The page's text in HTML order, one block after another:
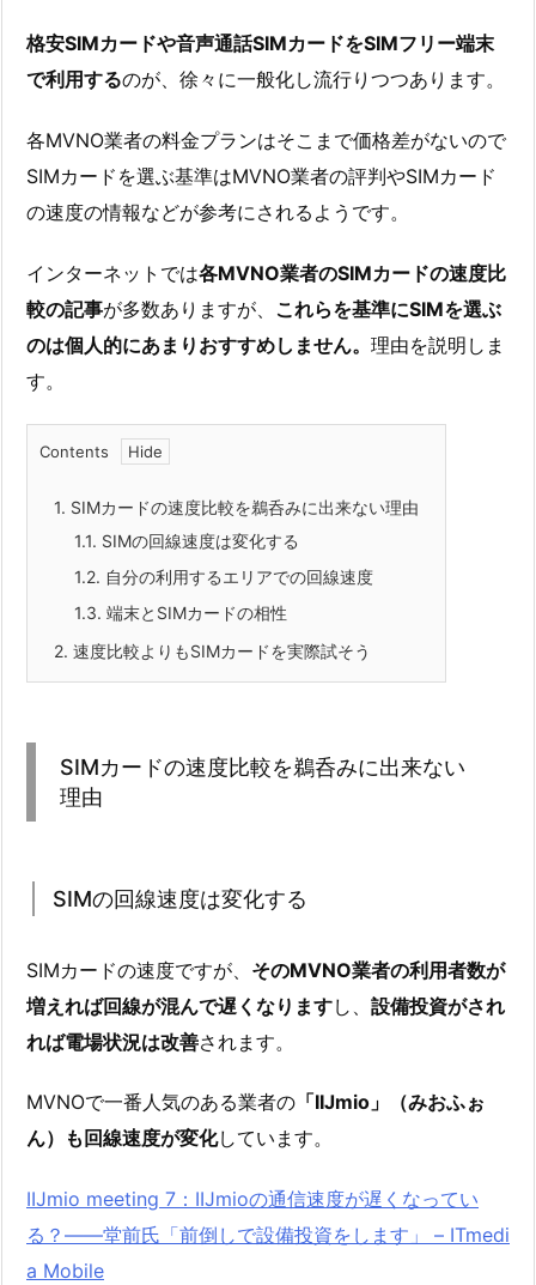
格安SIMカードや音声通話SIMカードをSIMフリー端末
で利用するのが、徐々に一般化し流行りつつあります。
各MVNO業者の料金プランはそこまで価格差がないので
SIMカードを選ぶ基準はMVNO業者の評判やSIMカード
の速度の情報などが参考にされるようです。
インターネットでは各MVNO業者のSIMカードの速度比
較の記事が多数ありますが、 これらを基準にSIMを選ぶ
のは個人的にあまりおすすめしません。 理由を説明しま
す。
Contents
1. SIMカードの速度比較を鵜呑みに出来ない理由
1.1. SIMの回線速度は変化する
1.2. 自分の利用するエリアでの回線速度
1.3. 端末とSIMカードの相性
2. 速度比較よりもSIMカードを実際試そう
SIMカードの速度比較を鵜呑みに出来ない
理由
SIMの回線速度は変化する
SIMカードの速度ですが、 そのMVNO業者の利用者数が
増えれば回線が混んで遅くなりますし、 設備投資がされ
れば電場状況は改善されます。
MVNOで一番人気のある業者の 「IIJmio」（みおふぉ
ん）も回線速度が変化しています。
IIJmio meeting 7：IIJmioの通信速度が遅くなってい
る？――堂前氏「前倒しで設備投資をします」 – ITmedi
a Mobile